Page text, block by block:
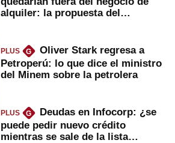
alquiler: la propuesta del
PLUS G
Oliver Stark regresa a
Petroperú: lo que dice el ministro
del Minem sobre la petrolera
PLUS G
Deudas en Infocorp: ¿se
puede pedir nuevo crédito
mientras se sale de la lista